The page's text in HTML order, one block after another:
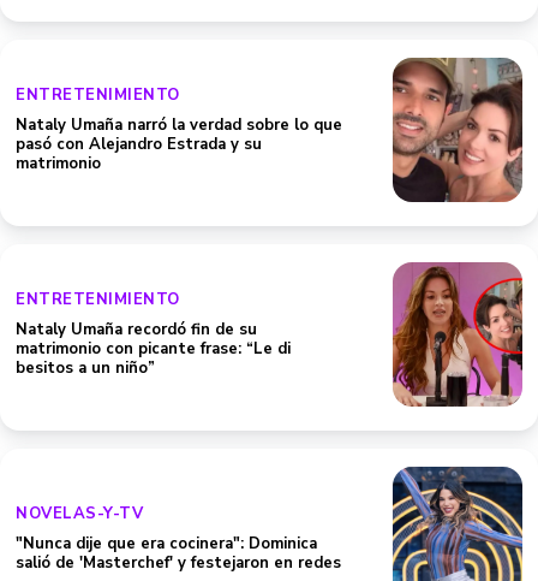
ENTRETENIMIENTO
Nataly Umaña narró la verdad sobre lo que
pasó con Alejandro Estrada y su
matrimonio
ENTRETENIMIENTO
Nataly Umaña recordó fin de su
matrimonio con picante frase: “Le di
besitos a un niño”
NOVELAS-Y-TV
"Nunca dije que era cocinera": Dominica
salió de 'Masterchef' y festejaron en redes